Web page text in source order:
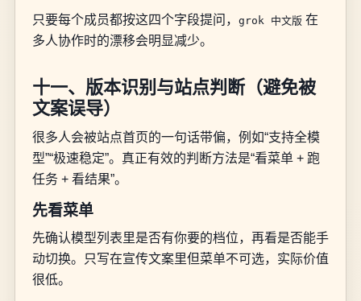
只要每个成员都按这四个字段提问， grok 中文版 在
多人协作时的漂移会明显减少。
十一、版本识别与站点判断（避免被
文案误导）
很多人会被站点首页的一句话带偏，例如“支持全模
型”“极速稳定”。真正有效的判断方法是“看菜单 + 跑
任务 + 看结果”。
先看菜单
先确认模型列表里是否有你要的档位，再看是否能手
动切换。只写在宣传文案里但菜单不可选，实际价值
很低。